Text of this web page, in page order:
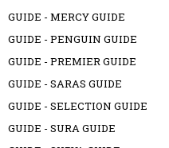
GUIDE - MERCY GUIDE
GUIDE - PENGUIN GUIDE
GUIDE - PREMIER GUIDE
GUIDE - SARAS GUIDE
GUIDE - SELECTION GUIDE
GUIDE - SURA GUIDE